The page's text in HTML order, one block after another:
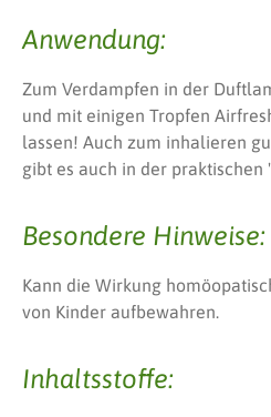
Anwendung:
Zum Verdampfen in der
und mit einigen Tropfen
lassen! Auch zum inhalieren
gibt es auch in der
Besondere Hinweise:
Kann die Wirkung
von Kinder aufbewahren.
Inhaltsstoffe: